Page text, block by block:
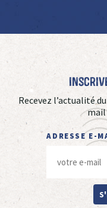
Recevez l’actualité
mail
ADRESSE E-